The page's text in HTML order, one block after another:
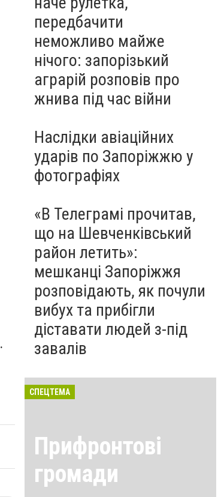
.
передбачити
неможливо майже
нічого: запорізький
аграрій розповів про
жнива під час війни
Наслідки авіаційних
ударів по Запоріжжю у
фотографіях
«В Телеграмі прочитав,
що на Шевченківський
район летить»:
мешканці Запоріжжя
розповідають, як почули
вибух та прибігли
діставати людей з-під
завалів
СПЕЦТЕМА
Прифронтові
громади